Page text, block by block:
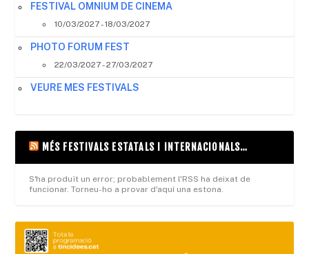
FESTIVAL OMNIUM DE CINEMA
10/03/2027 - 18/03/2027
PHOTO FORUM FEST
22/03/2027 - 27/03/2027
VEURE MES FESTIVALS
MÉS FESTIVALS ESTATALS I INTERNACIONALS…
S'ha produït un error; probablement l'RSS ha deixat de
funcionar. Torneu-ho a provar d'aquí una estona.